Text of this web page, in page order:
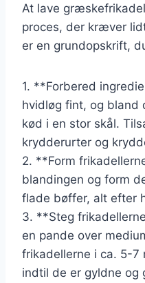
At lave
proces, der kræver
er en grundopskrift,
1. **Forbered
hvidløg fint, og bland
kød i en stor skål.
krydderurter og
2. **Form
blandingen og form
flade bøffer, alt efter
3. **Steg
en pande over
frikadellerne i ca. 5-7
indtil de er gyldne og